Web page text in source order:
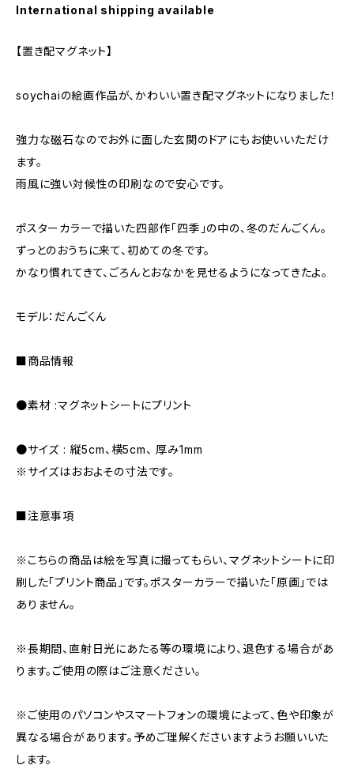
International shipping available
【置き配マグネット】
soychaiの絵画作品が、かわいい置き配マグネットになりました！
強力な磁石なのでお外に面した玄関のドアにもお使いいただけ
ます。
雨風に強い対候性の印刷なので安心です。
ポスターカラーで描いた四部作「四季」の中の、冬のだんごくん。
ずっとのおうちに来て、初めての冬です。
かなり慣れてきて、ごろんとおなかを見せるようになってきたよ。
モデル：だんごくん
■商品情報
●素材 :マグネットシートにプリント
●サイズ : 縦5cm、横5cm、 厚み1mm
※サイズはおおよその寸法です。
■注意事項
※こちらの商品は絵を写真に撮ってもらい、マグネットシートに印
刷した「プリント商品」です。ポスターカラーで描いた「原画」では
ありません。
※長期間、直射日光にあたる等の環境により、退色する場合があ
ります。ご使用の際はご注意ください。
※ご使用のパソコンやスマートフォンの環境によって、色や印象が
異なる場合があります。予めご理解くださいますようお願いいた
します。